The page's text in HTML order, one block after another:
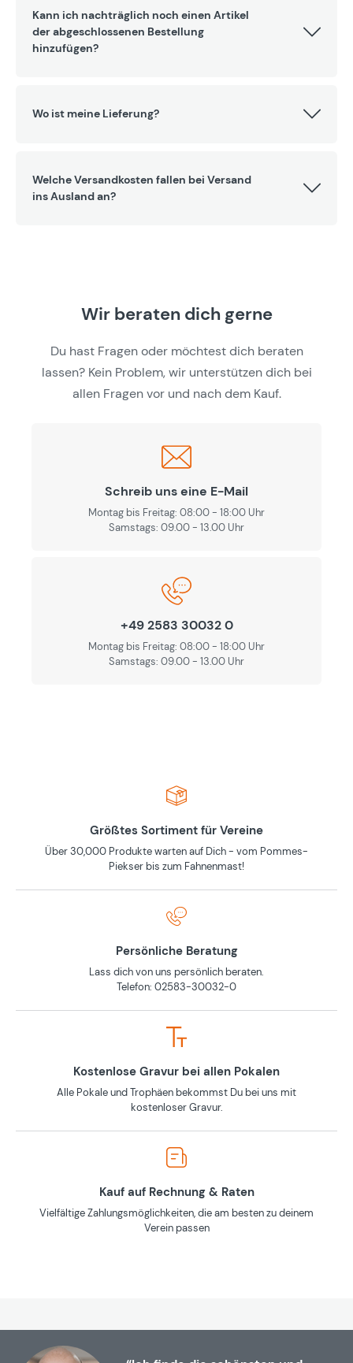
Kann ich nachträglich noch einen Artikel
der abgeschlossenen Bestellung
hinzufügen?
Wo ist meine Lieferung?
Welche Versandkosten fallen bei Versand
ins Ausland an?
Wir beraten dich gerne
Du hast Fragen oder möchtest dich beraten
lassen? Kein Problem, wir unterstützen dich bei
allen Fragen vor und nach dem Kauf.
Schreib uns eine E-Mail
Montag bis Freitag: 08:00 - 18:00 Uhr
Samstags: 09.00 - 13.00 Uhr
+49 2583 30032 0
Montag bis Freitag: 08:00 - 18:00 Uhr
Samstags: 09.00 - 13.00 Uhr
Größtes Sortiment für Vereine
Über 30,000 Produkte warten auf Dich - vom Pommes-
Piekser bis zum Fahnenmast!
Persönliche Beratung
Lass dich von uns persönlich beraten.
Telefon: 02583-30032-0
Kostenlose Gravur bei allen Pokalen
Alle Pokale und Trophäen bekommst Du bei uns mit
kostenloser Gravur.
Kauf auf Rechnung & Raten
Vielfältige Zahlungsmöglichkeiten, die am besten zu deinem
Verein passen